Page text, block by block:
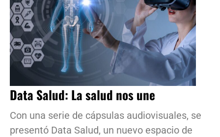
Data Salud: La salud nos une
Con una serie de cápsulas audiovisuales, se
presentó Data Salud, un nuevo espacio de